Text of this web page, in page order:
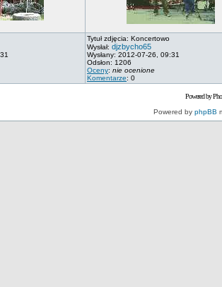
Tytuł zdjęcia: Koncertowo
Wysłał: djzbycho65
Wysłany: 2012-07-26, 09:31
Odsłon: 1206
Oceny: nie ocenione
Komentarze: 0
Powered by
Powered by phpBB